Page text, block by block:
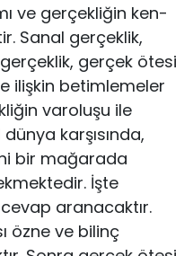
ve gerçekliğin ken­
Sanal gerçeklik,
gerçeklik, gerçek ötesi
ilişkin betimlemeler
varoluşu ile
karşısında,
bir mağarada
İşte
aranacaktır.
özne ve bilinç